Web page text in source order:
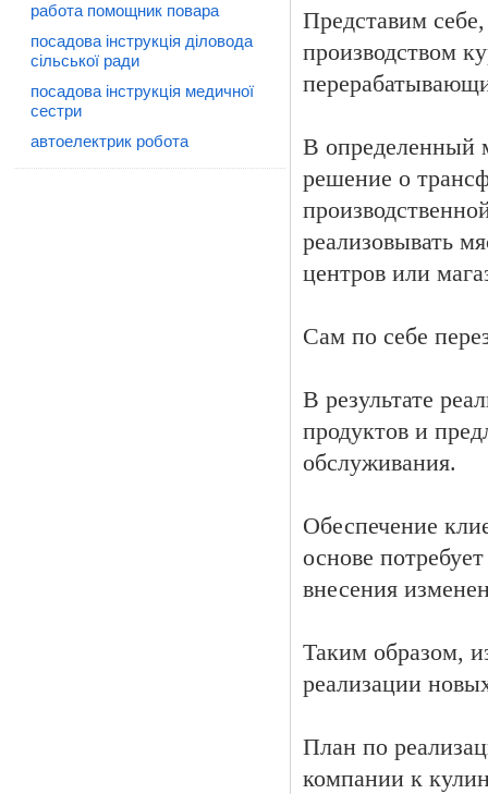
работа помощник повара
посадова інструкція діловода
сільської ради
посадова інструкція медичної
сестри
автоелектрик робота
Представим
производством
В определенный
решение о
реализовывать
центров или
Сам по себе
В результате
продуктов и
обслуживания.
Обеспечение
основе
внесения
Таким образом,
реализации
План по
компании к